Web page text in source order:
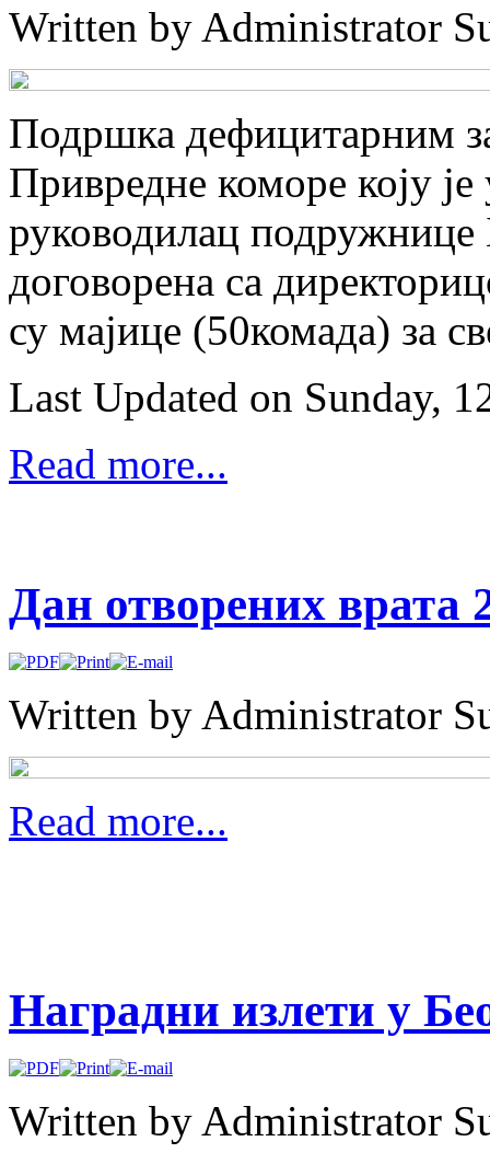
Written by Administrator
Подршка дефицитарним
Привредне коморе коју
руководилац подружнице
договорена са
су мајице (50комада) за
Last Updated on Sunday,
Read more...
Дан отворених врата
Written by Administrator
Read more...
Наградни излети у
Written by Administrator